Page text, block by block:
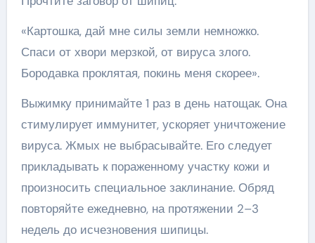
«Картошка, дай мне силы земли немножко.
Спаси от хвори мерзкой, от вируса злого.
Бородавка проклятая, покинь меня скорее».
Выжимку принимайте 1 раз в день натощак. Она
стимулирует иммунитет, ускоряет уничтожение
вируса. Жмых не выбрасывайте. Его следует
прикладывать к пораженному участку кожи и
произносить специальное заклинание. Обряд
повторяйте ежедневно, на протяжении 2–3
недель до исчезновения шипицы.